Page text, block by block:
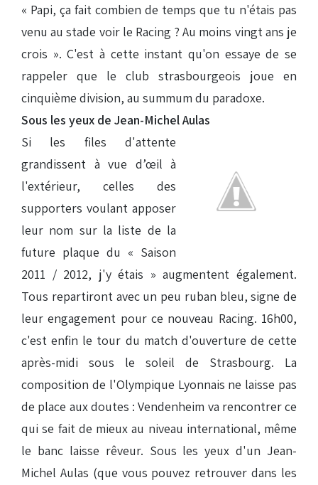
« Papi, ça fait combien de temps que tu n'étais pas
venu au stade voir le Racing ? Au moins vingt ans je
crois ». C'est à cette instant qu'on essaye de se
rappeler que le club strasbourgeois joue en
cinquième division, au summum du paradoxe.
Sous les yeux de Jean-Michel Aulas
Si les files d'attente
grandissent à vue d’œil à
l'extérieur, celles des
supporters voulant apposer
leur nom sur la liste de la
future plaque du « Saison
2011 / 2012, j'y étais » augmentent également.
Tous repartiront avec un peu ruban bleu, signe de
leur engagement pour ce nouveau Racing. 16h00,
c'est enfin le tour du match d'ouverture de cette
après-midi sous le soleil de Strasbourg. La
composition de l'Olympique Lyonnais ne laisse pas
de place aux doutes : Vendenheim va rencontrer ce
qui se fait de mieux au niveau international, même
le banc laisse rêveur. Sous les yeux d'un Jean-
Michel Aulas (que vous pouvez retrouver dans les